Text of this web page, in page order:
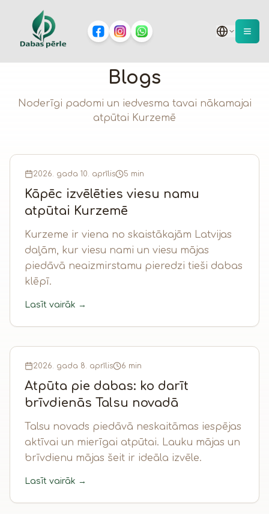
Blogs
Noderīgi padomi un iedvesma tavai nākamajai
atpūtai Kurzemē
2026. gada 10. aprīlis 5 min
Kāpēc izvēlēties viesu namu
atpūtai Kurzemē
Kurzeme ir viena no skaistākajām Latvijas
daļām, kur viesu nami un viesu mājas
piedāvā neaizmirstamu pieredzi tieši dabas
klēpī.
Lasīt vairāk →
2026. gada 8. aprīlis 6 min
Atpūta pie dabas: ko darīt
brīvdienās Talsu novadā
Talsu novads piedāvā neskaitāmas iespējas
aktīvai un mierīgai atpūtai. Lauku mājas un
brīvdienu mājas šeit ir ideāla izvēle.
Lasīt vairāk →